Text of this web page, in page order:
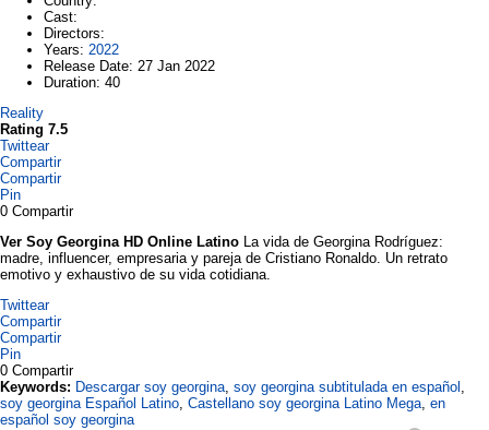
Cast:
Directors:
Years: 2022
Release Date: 27 Jan 2022
Duration: 40
Reality
Rating 7.5
Twittear
Compartir
Compartir
Pin
0 Compartir
Ver Soy Georgina HD Online Latino La vida de Georgina Rodríguez:
madre, influencer, empresaria y pareja de Cristiano Ronaldo. Un retrato
emotivo y exhaustivo de su vida cotidiana.
Twittear
Compartir
Compartir
Pin
0 Compartir
Keywords: Descargar soy georgina, soy georgina subtitulada en español ,
soy georgina Español Latino, Castellano soy georgina Latino Mega, en
español soy georgina